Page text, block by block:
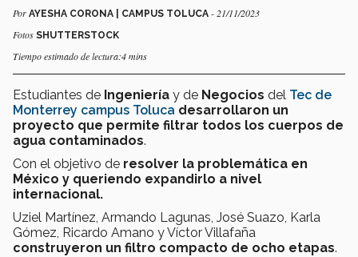
Por AYESHA CORONA | CAMPUS TOLUCA - 21/11/2023
Fotos SHUTTERSTOCK
Tiempo estimado de lectura:4 mins
Estudiantes de Ingeniería y de Negocios del Tec de
Monterrey campus Toluca desarrollaron un
proyecto que permite filtrar todos los cuerpos de
agua contaminados.
Con el objetivo de resolver la problemática en
México y queriendo expandirlo a nivel
internacional.
Uziel Martínez, Armando Lagunas, José Suazo, Karla
Gómez, Ricardo Amano y Víctor Villafaña
construyeron un filtro compacto de ocho etapas.